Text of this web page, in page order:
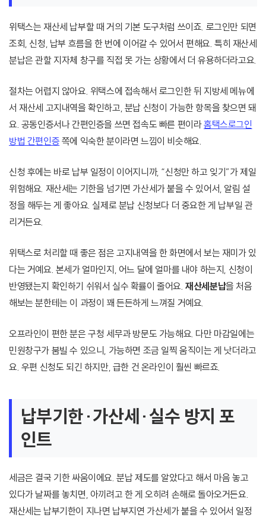
위택스는 재산세 납부할 때 거의 기본 도구처럼 쓰이죠. 로그인만 되면
조회, 신청, 납부 흐름을 한 번에 이어갈 수 있어서 편해요. 특히 재산세
분납은 관할 지자체 창구를 직접 못 가는 상황에서 더 유용하더라고요.
절차는 어렵지 않아요. 위택스에 접속해서 로그인한 뒤 지방세 메뉴에
서 재산세 고지내역을 확인하고, 분납 신청이 가능한 항목을 찾으면 돼
요. 공동인증서나 간편인증을 쓰면 접속도 빠른 편이라홈택스로그인
방법 간편인증 쪽에 익숙한 분이라면 느낌이 비슷해요.
신청 후에는 바로 납부 일정이 이어지니까, “신청만 하고 잊기”가 제일
위험해요. 재산세는 기한을 넘기면 가산세가 붙을 수 있어서, 알림 설
정을 해두는 게 좋아요. 실제로 분납 신청보다 더 중요한 게 납부일 관
리거든요.
위택스로 처리할 때 좋은 점은 고지내역을 한 화면에서 보는 재미가 있
다는 거예요. 본세가 얼마인지, 어느 달에 얼마를 내야 하는지, 신청이
반영됐는지 확인하기 쉬워서 실수 확률이 줄어요.재산세분납을 처음
해보는 분한테는 이 과정이 꽤 든든하게 느껴질 거예요.
오프라인이 편한 분은 구청 세무과 방문도 가능해요. 다만 마감일에는
민원창구가 붐빌 수 있으니, 가능하면 조금 일찍 움직이는 게 낫더라고
요. 우편 신청도 되긴 하지만, 급한 건 온라인이 훨씬 빠르죠.
납부기한·가산세·실수 방지 포
인트
세금은 결국 기한 싸움이에요. 분납 제도를 알았다고 해서 마음 놓고
있다가 날짜를 놓치면, 아끼려고 한 게 오히려 손해로 돌아오거든요.
재산세는 납부기한이 지나면 납부지연 가산세가 붙을 수 있어서 일정